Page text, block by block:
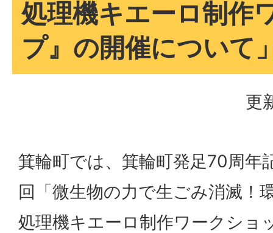
処理機キエーロ制作
プ』の開催について
更
箕輪町では、箕輪町発足70周年
回「微生物の力で生ごみ消滅！
処理機キエーロ制作ワークショ